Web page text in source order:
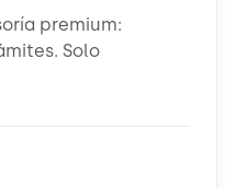
premium:
Solo